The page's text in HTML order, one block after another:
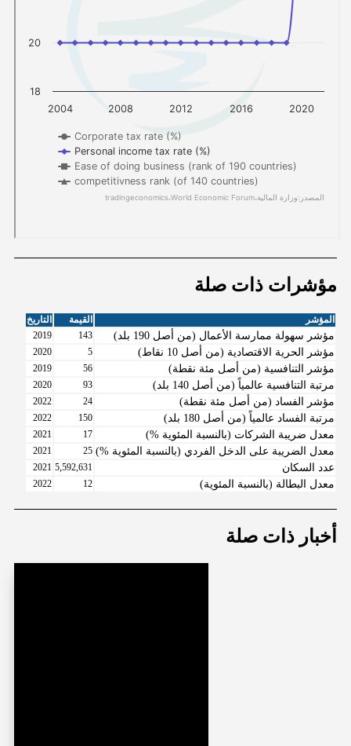
مؤشرات ذات صلة
المؤشر القيمة التاريخ
مؤشر سهولة ممارسة الأعمال (من أصل 190 بلد) 143
2019
(من أصل 10 نقاط) مؤشر الحرية الاقتصادية 5
2020
مؤشر التنافسية (من أصل مئة نقطة) 56
2019
مرتبة التنافسية عالمياً (من أصل 140 بلد) 93
2020
مؤشر الفساد (من أصل مئة نقطة) 24
2022
مرتبة الفساد عالمياً (من أصل 180 بلد) 150
2022
معدل ضريبة الشركات (بالنسبة المئوية %) 17
2021
معدل الضريبة على الدخل الفردي (بالنسبة المئوية %) 25
2021
عدد السكان 5,592,631
2021
معدل البطالة (بالنسبة المئوية) 12
2022
أخبار ذات صلة